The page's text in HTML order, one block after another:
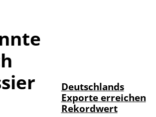
Deutschlands
Exporte erreichen
Rekordwert